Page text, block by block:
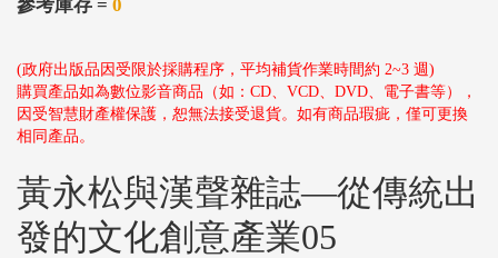
參考庫存 = 0
(政府出版品因受限於採購程序，平均補貨作業時間約 2~3 週)
購買產品如為數位影音商品（如：CD、VCD、DVD、電子書等），
因受智慧財產權保護，恕無法接受退貨。如有商品瑕疵，僅可更換
相同產品。
黃永松與漢聲雜誌—從傳統出
發的文化創意產業05